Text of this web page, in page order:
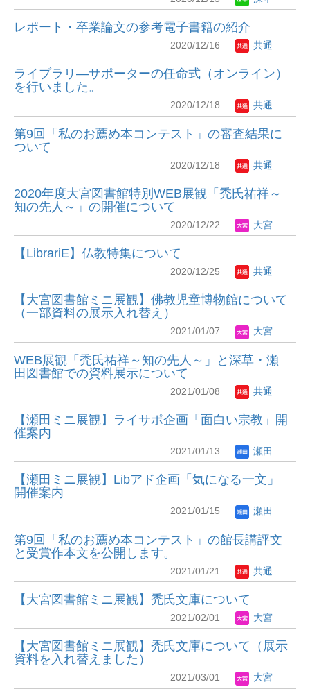
レポート・卒業論文の参考電子書籍の紹介
2020/12/16 共通
ライブラリ―サポーターの任命式（オンライン）
を行いました。
2020/12/18 共通
第9回「私のお薦め本コンテスト」の審査結果に
ついて
2020/12/18 共通
2020年度大宮図書館特別WEB展観「禿氏祐祥～
知の先人～」の開催について
2020/12/22 大宮
【LibrariE】仏教特集について
2020/12/25 共通
【大宮図書館ミニ展観】佛教児童博物館について
（一部資料の展示入れ替え）
2021/01/07 大宮
WEB展観「禿氏祐祥～知の先人～」と深草・瀬
田図書館での資料展示について
2021/01/08 共通
【瀬田ミニ展観】ライサポ企画「面白い宗教」開
催案内
2021/01/13 瀬田
【瀬田ミニ展観】Libアド企画「気になる一文」
開催案内
2021/01/15 瀬田
第9回「私のお薦め本コンテスト」の館長講評文
と受賞作本文を公開します。
2021/01/21 共通
【大宮図書館ミニ展観】禿氏文庫について
2021/02/01 大宮
【大宮図書館ミニ展観】禿氏文庫について（展示
資料を入れ替えました）
2021/03/01 大宮